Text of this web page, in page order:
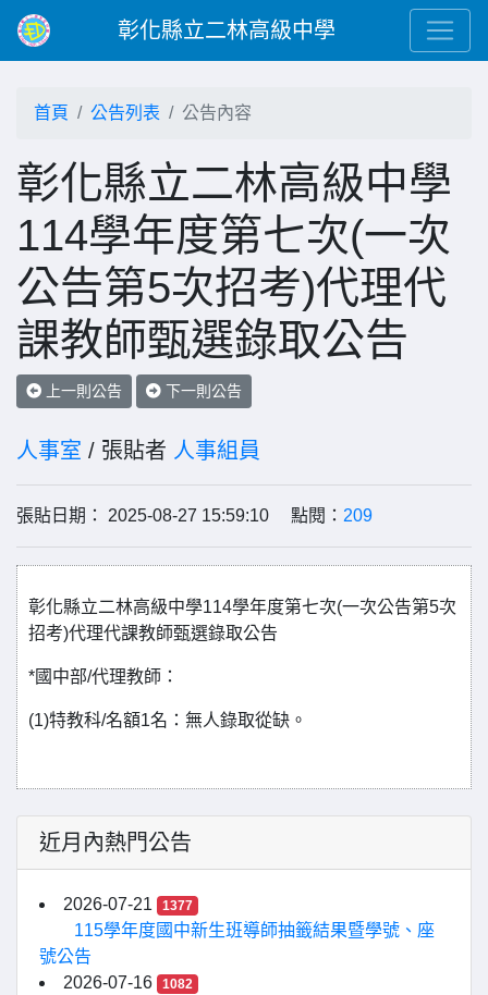
彰化縣立二林高級中學
首頁 公告列表 公告內容
彰化縣立二林高級中學
114學年度第七次(一次
公告第5次招考)代理代
課教師甄選錄取公告
上一則公告 下一則公告
人事室 / 張貼者 人事組員
張貼日期： 2025-08-27 15:59:10 點閱： 209
彰化縣立二林高級中學114學年度第七次(一次公告第5次
招考)代理代課教師甄選錄取公告
*國中部/代理教師：
(1)特教科/名額1名：無人錄取從缺。
近月內熱門公告
2026-07-21 1377
115學年度國中新生班導師抽籤結果暨學號、座
號公告
2026-07-16
1082